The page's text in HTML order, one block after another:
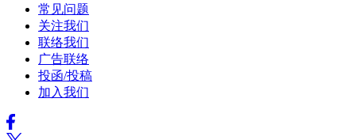
常见问题
关注我们
联络我们
广告联络
投函/投稿
加入我们